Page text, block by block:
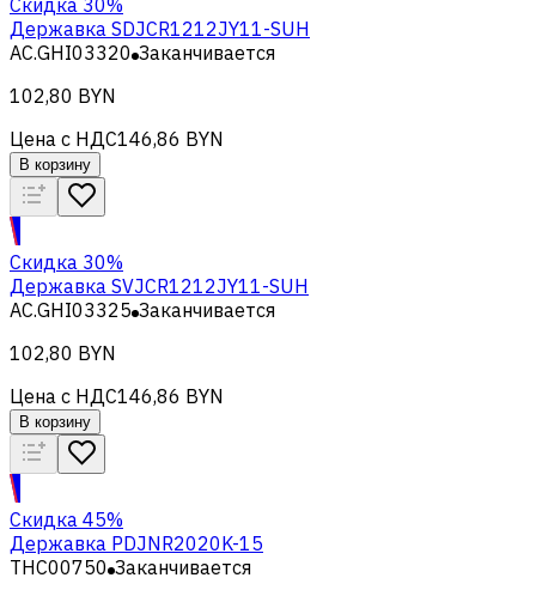
Державка SDJCR1212JY11-SUH
AC.GHI03320 Заканчивается
102,80 BYN
Цена с НДС146,86 BYN
В корзину
Скидка 30%
Державка SVJCR1212JY11-SUH
AC.GHI03325 Заканчивается
102,80 BYN
Цена с НДС146,86 BYN
В корзину
Скидка 45%
Державка PDJNR2020K-15
THC00750 Заканчивается